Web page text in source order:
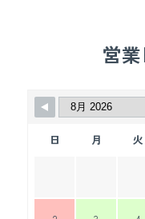
営
日 月 火